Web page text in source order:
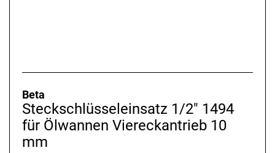
Beta
Steckschlüsseleinsatz 1/2" 1494
für Ölwannen Viereckantrieb 10
mm